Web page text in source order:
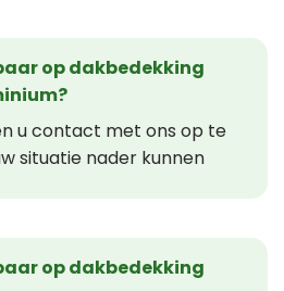
op dakbedekking
u contact met ons op te
situatie nader kunnen
op dakbedekking